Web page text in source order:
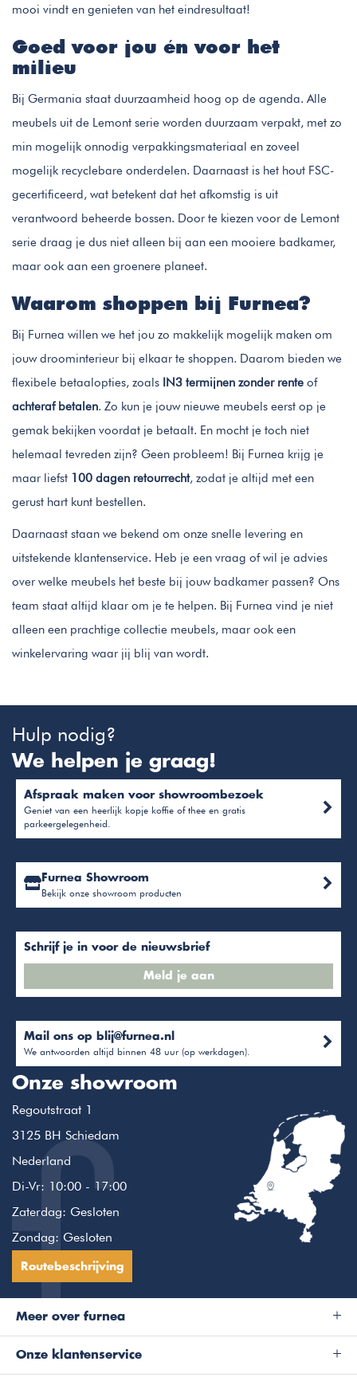
mooi vindt en genieten van het eindresultaat!
Goed voor jou én voor het
milieu
Bij Germania staat duurzaamheid hoog op de agenda. Alle
meubels uit de Lemont serie worden duurzaam verpakt, met zo
min mogelijk onnodig verpakkingsmateriaal en zoveel
mogelijk recyclebare onderdelen. Daarnaast is het hout FSC-
gecertificeerd, wat betekent dat het afkomstig is uit
verantwoord beheerde bossen. Door te kiezen voor de Lemont
serie draag je dus niet alleen bij aan een mooiere badkamer,
maar ook aan een groenere planeet.
Waarom shoppen bij Furnea?
Bij Furnea willen we het jou zo makkelijk mogelijk maken om
jouw droominterieur bij elkaar te shoppen. Daarom bieden we
flexibele betaalopties, zoals IN3 termijnen zonder rente of
achteraf betalen. Zo kun je jouw nieuwe meubels eerst op je
gemak bekijken voordat je betaalt. En mocht je toch niet
helemaal tevreden zijn? Geen probleem! Bij Furnea krijg je
maar liefst 100 dagen retourrecht, zodat je altijd met een
gerust hart kunt bestellen.
Daarnaast staan we bekend om onze snelle levering en
uitstekende klantenservice. Heb je een vraag of wil je advies
over welke meubels het beste bij jouw badkamer passen? Ons
team staat altijd klaar om je te helpen. Bij Furnea vind je niet
alleen een prachtige collectie meubels, maar ook een
winkelervaring waar jij blij van wordt.
Hulp nodig?
We helpen je graag!
Afspraak maken voor showroombezoek
Geniet van een heerlijk kopje koffie of thee en gratis
parkeergelegenheid.
Furnea Showroom
Bekijk onze showroom producten
Schrijf je in voor de nieuwsbrief
Meld je aan
Mail ons op blij@furnea.nl
We antwoorden altijd binnen 48 uur (op werkdagen).
Onze showroom
Regoutstraat 1
3125 BH Schiedam
Nederland
Di-Vr: 10:00 - 17:00
Zaterdag: Gesloten
Zondag: Gesloten
Routebeschrijving
Meer over furnea
Onze klantenservice